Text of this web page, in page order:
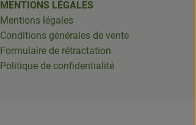
MENTIONS LÉGALES
Mentions légales
Conditions générales de vente
Formulaire de rétractation
Politique de confidentialité